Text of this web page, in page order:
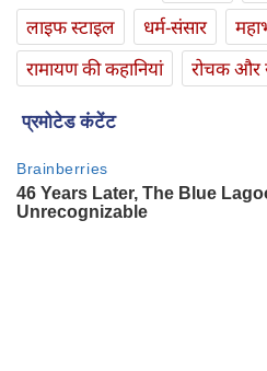
लाइफ स्‍टाइल
धर्म-संसार
रामायण की कहानियां
रोचक और